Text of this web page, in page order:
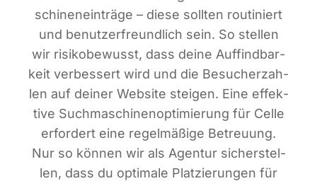
schi­nen­ein­trä­ge – die­se soll­ten rou­ti­niert
und benut­zer­freund­lich sein. So stel­len
wir risi­ko­be­wusst, dass dei­ne Auf­find­bar­
keit ver­bes­sert wird und die Besu­cher­zah­
len auf dei­ner Web­site stei­gen. Eine effek­
ti­ve Such­ma­schi­nen­op­ti­mie­rung für Cel­le
erfor­dert eine regel­mä­ßi­ge Betreu­ung.
Nur so kön­nen wir als Agen­tur sicher­stel­
len, dass du opti­ma­le Plat­zie­run­gen für